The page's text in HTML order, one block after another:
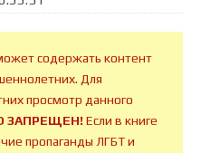
содержать контент
Для
просмотр данного
ЗАПРЕЩЕН!Если в книге
пропаганды ЛГБТ и